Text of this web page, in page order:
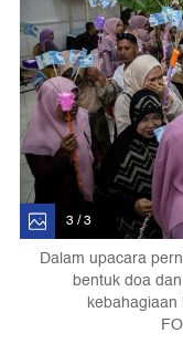
3 / 3
Dalam upacara
bentuk doa